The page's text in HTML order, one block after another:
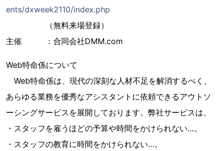
ents/dxweek2110/index.php
（無料来場登録）
主催 ：合同会社DMM.com
Web特命係について
Web特命係は、現代の深刻な人材不足を解消するべく、
あらゆる業務を優秀なアシスタントに依頼できるアウトソ
ーシングサービスを展開しております。弊社サービスは、
・スタッフを雇うほどの予算や時間をかけられない…。
・スタッフの教育に時間をかけられない…。